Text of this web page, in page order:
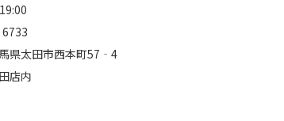
県太田市西本町57‐4
店内